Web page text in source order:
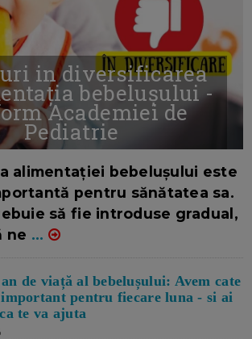
uri in diversificarea
bebelușului -
Academiei de
Pediatrie
alimentației bebelușului este
pentru sănătatea sa.
să fie introduse gradual,
ne ...
de viață al bebelușului: Avem cate
pentru fiecare luna - si ai
te va ajuta